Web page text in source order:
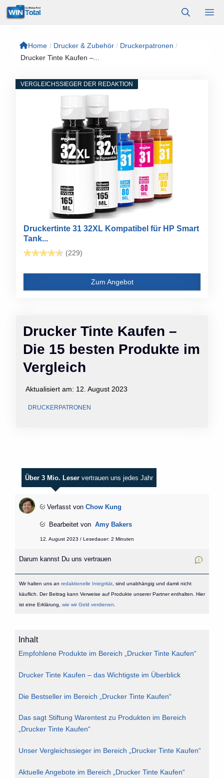
Zum
Inhalt
Home / Drucker & Zubehör / Druckerpatronen /
Drucker Tinte Kaufen –...
Drucker Tinte Kaufen –
Die 15 besten Produkte im
Vergleich
Aktualisiert am: 12. August 2023
DRUCKERPATRONEN
VERGLEICHSSIEGER DER REDAKTION
Druckertinte 31 32XL Kompatibel für HP Smart
Tank...
(229)
Zum Angebot
Über 3 Mio. Leser vertrauen uns jedes Jahr
Verfasst von Chow Kung
Bearbeitet von Amy Bakers
12. August 2023 / Lesedauer: 2 Minuten
Darum kannst Du uns vertrauen
Wir halten uns an redaktionelle Integrität, sind unabhängig und damit nicht
käuflich. Der Beitrag kann Verweise auf Produkte unserer Partner enthalten. Hier
ist eine Erklärung, wie wir Geld verdienen
Inhalt
Empfohlene Produkte im Bereich „Drucker Tinte Kaufen“
Drucker Tinte Kaufen – das Wichtigste im Überblick
Die Bestseller im Bereich „Drucker Tinte Kaufen“
Das sagt Stiftung Warentest zu Produkten im Bereich
„Drucker Tinte Kaufen“
Unser Vergleichssieger im Bereich „Drucker Tinte Kaufen“
Aktuelle Angebote im Bereich „Drucker Tinte Kaufen“